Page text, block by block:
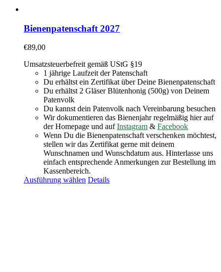
Bienenpatenschaft 2027
€89,00
Umsatzsteuerbefreit gemäß UStG §19
1 jährige Laufzeit der Patenschaft
Du erhältst ein Zertifikat über Deine Bienenpatenschaft
Du erhältst 2 Gläser Blütenhonig (500g) von Deinem
Patenvolk
Du kannst dein Patenvolk nach Vereinbarung besuchen
Wir dokumentieren das Bienenjahr regelmäßig hier auf
der Homepage und aufInstagram & Facebook
Wenn Du die Bienenpatenschaft verschenken möchtest,
stellen wir das Zertifikat gerne mit deinem
Wunschnamen und Wunschdatum aus. Hinterlasse uns
einfach entsprechende Anmerkungen zur Bestellung im
Kassenbereich.
Ausführung wählen Details